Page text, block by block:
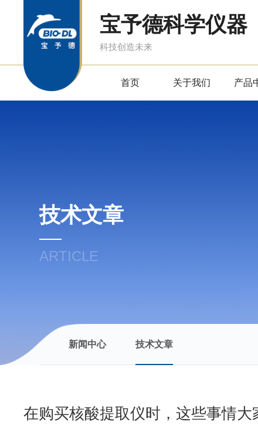
宝予德科学仪器
科技创造未来
首页 关于我们 产品
技术文章
ARTICLE
新闻中心 技术文章
在购买核酸提取仪时，这些事情大